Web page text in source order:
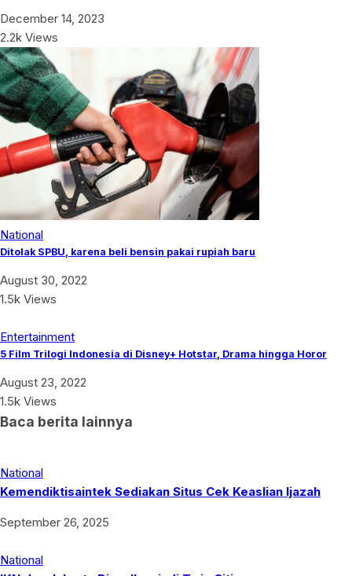
December 14, 2023
2.2k Views
National
Ditolak SPBU, karena beli bensin pakai rupiah baru
August 30, 2022
1.5k Views
Entertainment
5 Film Trilogi Indonesia di Disney+ Hotstar, Drama hingga Horor
August 23, 2022
1.5k Views
Baca berita lainnya
National
Kemendiktisaintek Sediakan Situs Cek Keaslian Ijazah
September 26, 2025
National